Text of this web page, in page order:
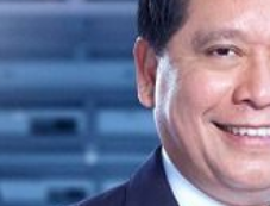
Keran Ekspor, Harga